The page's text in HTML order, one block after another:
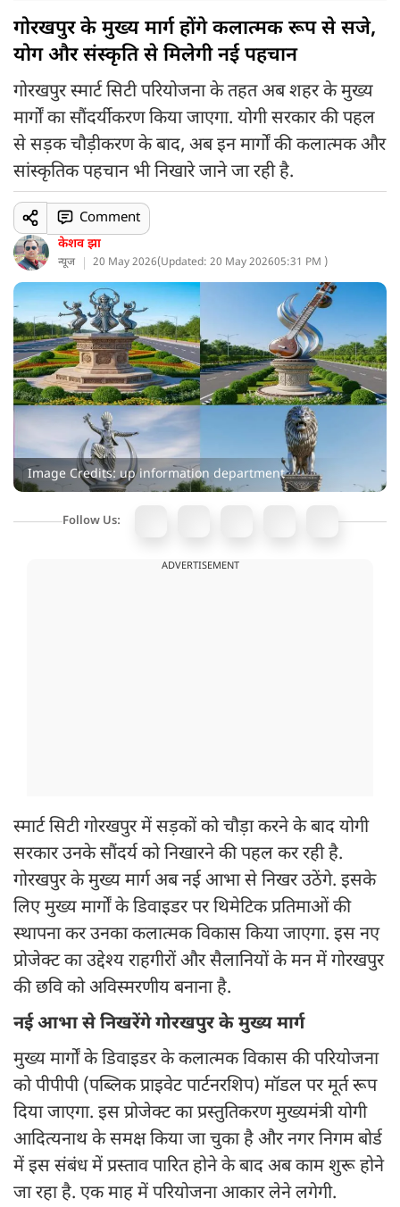
गोरखपुर के मुख्य मार्ग होंगे कलात्मक रूप से सजे,
योग और संस्कृति से मिलेगी नई पहचान
गोरखपुर स्मार्ट सिटी परियोजना के तहत अब शहर के मुख्य
मार्गों का सौंदर्यीकरण किया जाएगा. योगी सरकार की पहल
से सड़क चौड़ीकरण के बाद, अब इन मार्गों की कलात्मक और
सांस्कृतिक पहचान भी निखारे जाने जा रही है.
केशव झा
न्यूज 20 May 2026(Updated: 20 May 202605:31 PM )
Comment
Image Credits: up information department
Follow Us:
ADVERTISEMENT
स्मार्ट सिटी गोरखपुर में सड़कों को चौड़ा करने के बाद योगी
सरकार उनके सौंदर्य को निखारने की पहल कर रही है.
गोरखपुर के मुख्य मार्ग अब नई आभा से निखर उठेंगे. इसके
लिए मुख्य मार्गों के डिवाइडर पर थिमेटिक प्रतिमाओं की
स्थापना कर उनका कलात्मक विकास किया जाएगा. इस नए
प्रोजेक्ट का उद्देश्य राहगीरों और सैलानियों के मन में गोरखपुर
की छवि को अविस्मरणीय बनाना है.
नई आभा से निखरेंगे गोरखपुर के मुख्य मार्ग
मुख्य मार्गों के डिवाइडर के कलात्मक विकास की परियोजना
को पीपीपी (पब्लिक प्राइवेट पार्टनरशिप) मॉडल पर मूर्त रूप
दिया जाएगा. इस प्रोजेक्ट का प्रस्तुतिकरण मुख्यमंत्री योगी
आदित्यनाथ के समक्ष किया जा चुका है और नगर निगम बोर्ड
में इस संबंध में प्रस्ताव पारित होने के बाद अब काम शुरू होने
जा रहा है. एक माह में परियोजना आकार लेने लगेगी.